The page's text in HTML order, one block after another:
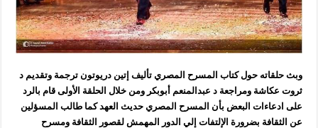
وبث حلقاته حول كتاب المسرح المصري تأليف إتين دريوتون ترجمة وتقديم د
ثروت عكاشة ومراجعة د عبدالمنعم أبوبكر ومن خلال الحلقة الأولى قام بالرد
على ادعاءات البعض بأن المسرح المصري حديث العهد كما طالب المسؤلين
عن الثقافة بضرورة الإلتفات إلي الدور المهمش لقصور الثقافة ومسرح